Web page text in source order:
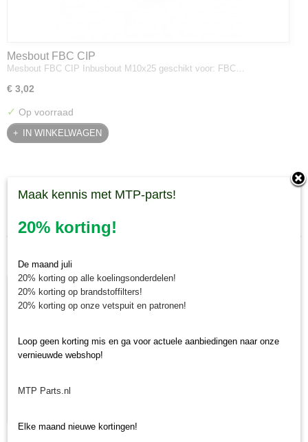
Mesbout FBC CIP
Mesbout FBC CIP Inbusbout M10x25 geschikt voor: FBC…
€ 3,02
✓ Op voorraad
IN WINKELWAGEN
Maak kennis met MTP-parts!
20% korting!
De maand juli
20% korting op alle koelingsonderdelen!
20% korting op brandstoffilters!
20% korting op onze vetspuit en patronen!
Loop geen korting mis en ga voor actuele aanbiedingen naar onze
vernieuwde webshop!
MTP Parts.nl
Elke maand nieuwe kortingen!